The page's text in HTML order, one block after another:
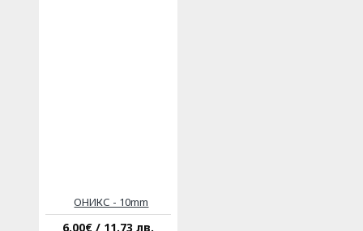
ОНИКС - 10mm
6.00€ / 11.73 лв.